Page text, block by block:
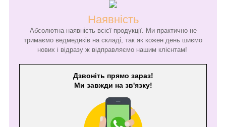
Наявність
Абсолютна наявність всієї продукції. Ми практично не
тримаємо ведмедиків на складі, так як кожен день шиємо
нових і відразу ж відправляємо нашим клієнтам!
Дзвоніть прямо зараз!
Ми завжди на зв'язку!